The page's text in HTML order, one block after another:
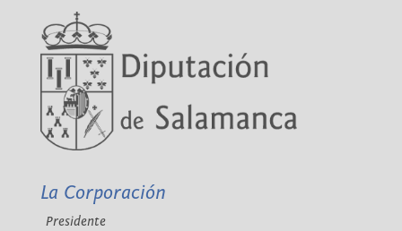
La Corporación
Presidente